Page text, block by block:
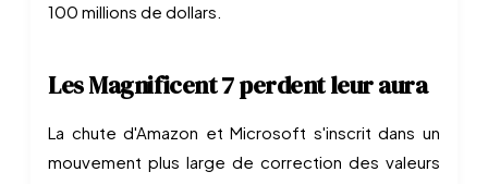
100 millions de dollars.
Les Magnificent 7 perdent leur aura
La chute d'Amazon et Microsoft s'inscrit dans un
mouvement plus large de correction des valeurs